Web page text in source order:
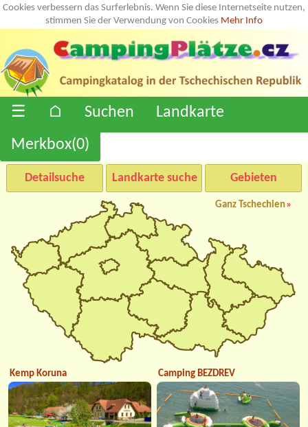
Cookies verbessern das Surferlebnis. Wenn Sie diese Internetseite nutzen,
stimmen Sie der Verwendung von Cookies Mehr Info
☰ ⌂ Suchen
Landkarte
Merkbox(0)
Detailsuche Landkarte suche Gebieten
Ganz Tschechien»
Kemp Koruna Camping BEZDREV